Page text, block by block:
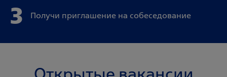
3 Получи приглашение на собеседование